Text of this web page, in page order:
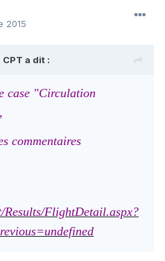
2015
a dit :
case "Circulation
commentaires
Results/FlightDetail.aspx?